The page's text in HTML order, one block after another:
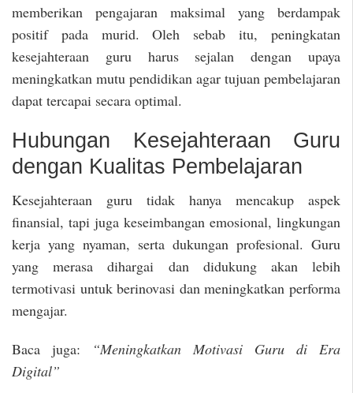
memberikan pengajaran maksimal yang berdampak
positif pada murid. Oleh sebab itu, peningkatan
kesejahteraan guru harus sejalan dengan upaya
meningkatkan mutu pendidikan agar tujuan pembelajaran
dapat tercapai secara optimal.
Hubungan Kesejahteraan Guru
dengan Kualitas Pembelajaran
Kesejahteraan guru tidak hanya mencakup aspek
finansial, tapi juga keseimbangan emosional, lingkungan
kerja yang nyaman, serta dukungan profesional. Guru
yang merasa dihargai dan didukung akan lebih
termotivasi untuk berinovasi dan meningkatkan performa
mengajar.
Baca juga:
“Meningkatkan Motivasi Guru di Era
Digital”